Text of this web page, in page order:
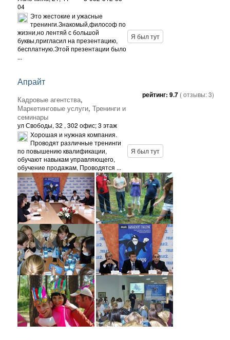
04
Это жестокие и ужасные
тренинги.Знакомый,философ по
жизни,но лентяй с большой
буквы,пригласил на презентацию,
бесплатную.Этой презентации было
...
Я был тут
Апрайт
Кадровые агентства,
Маркетинговые услуги, Тренинги и
семинары
ул Свободы, 32 , 302 офис; 3 этаж
рейтинг: 9.7 ( отзывы:3)
Хорошая и нужная компания.
Проводят различные тренинги
по повышению квалификации,
обучают навыкам управляющего,
обучение продажам, Проводятся ...
Я был тут